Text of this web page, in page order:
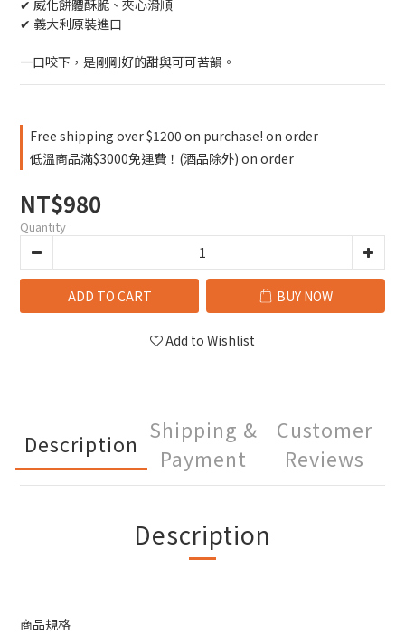
✔ 威化餅體酥脆、夾心滑順
✔ 義大利原裝進口
一口咬下，是剛剛好的甜與可可苦韻。
Free shipping over $1200 on purchase! on order
低溫商品滿$3000免運費！(酒品除外) on order
NT$980
Quantity
ADD TO CART BUY NOW
Add to Wishlist
Description
Shipping &
Payment
Customer
Reviews
Description
商品規格